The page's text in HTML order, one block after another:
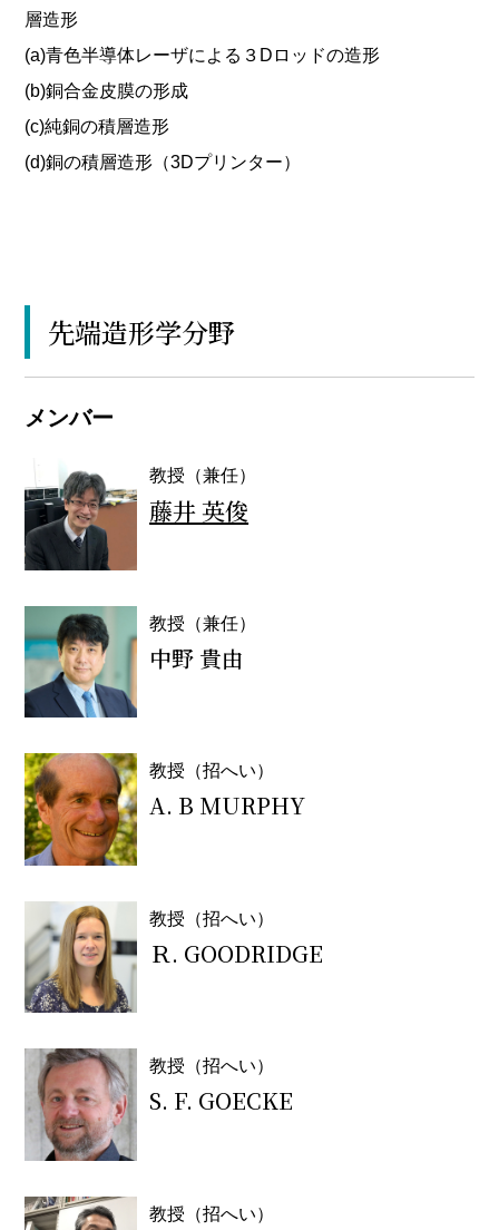
層造形
(a)青色半導体レーザによる３Dロッドの造形
(b)銅合金皮膜の形成
(c)純銅の積層造形
(d)銅の積層造形（3Dプリンター）
先端造形学分野
メンバー
教授（兼任）
藤井 英俊
教授（兼任）
中野 貴由
教授（招へい）
A. B MURPHY
教授（招へい）
Ｒ. GOODRIDGE
教授（招へい）
S. F. GOECKE
教授（招へい）